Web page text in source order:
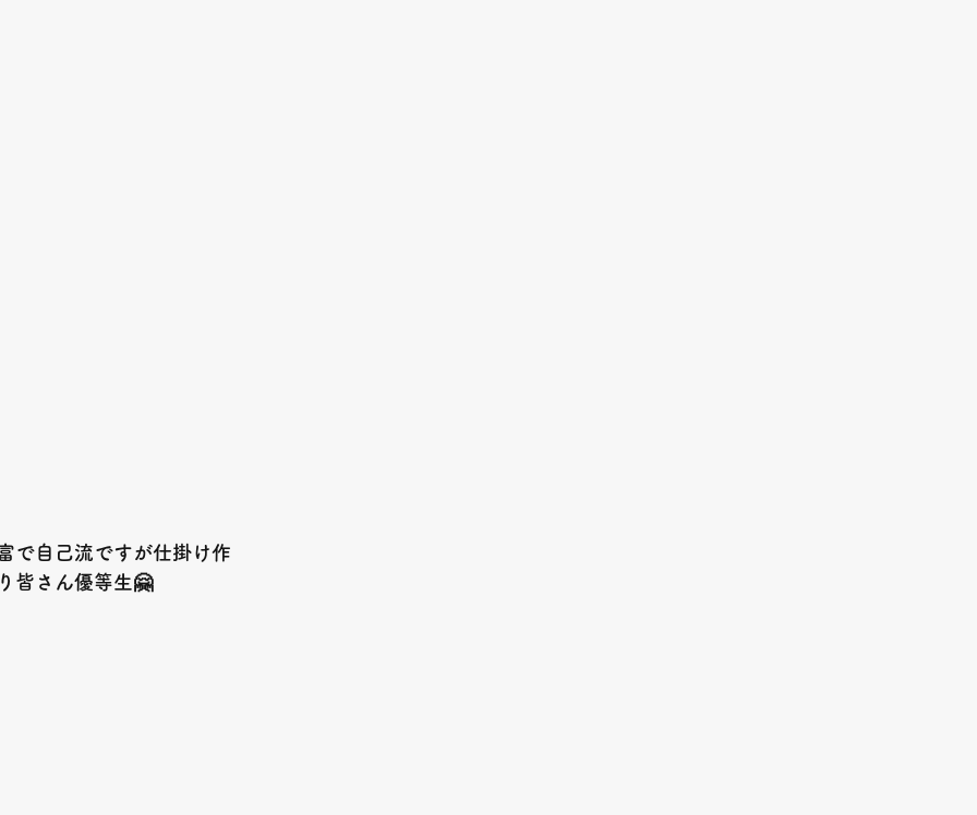
で自己流ですが仕掛け作
皆さん優等生🤗